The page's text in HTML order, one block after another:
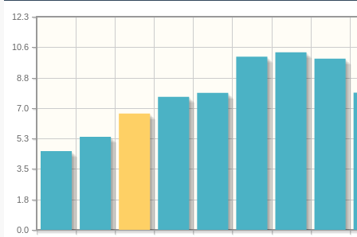
0.0
1.8
3.5
5.3
7.0
8.8
10.6
12.3